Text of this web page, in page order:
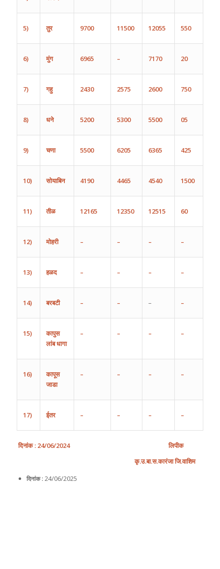
5) तुर 9700 11500 12055 550
6) मुंग 6965 – 7170 20
7) गहु 2430 2575 2600 750
8) धने 5200 5300 5500 05
9) चणा 5500 6205 6365 425
10) सोयाबिन 4190 4465 4540 1500
11) तीळ 12165 12350 12515 60
12) मोहरी – – – –
13) हळद – – – –
14) बरबटी – – – –
15)
कापुस
लांबधागा
– – – –
16)
कापूस
जाडा
– – – –
17) ईतर – – – –
दिनांक : 24/06/2024
लिपीक
कृ.उ.बा.स.कारंजाजि.वाशिम
दिनांक : 24/06/2025